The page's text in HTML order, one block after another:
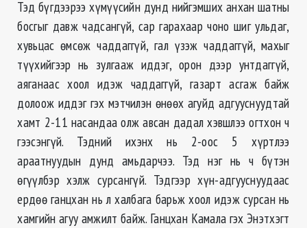
Тэд бүгдээрээ хүмүүсийн дунд нийгэмших анхан шатны
босгыг давж чадсангүй, сар гарахаар чоно шиг ульдаг,
хувьцас өмсөж чаддаггүй, гал үзэж чаддаггүй, махыг
түүхийгээр нь зулгааж иддэг, орон дээр унтдаггүй,
аяганаас хоол идэж чаддаггүй, газарт асгаж байж
долоож иддэг гэх мэтчилэн өнөөх агуйд адгууснуудтай
хамт 2-11 насандаа олж авсан дадал хэвшлээ огтхон ч
гээсэнгүй. Тэдний ихэнх нь 2-оос 5 хүртлээ
араатнуудын дунд амьдарчээ. Тэд нэг нь ч бүтэн
өгүүлбэр хэлж сурсангүй. Тэдгээр хүн-адгууснуудаас
ердөө ганцхан нь л халбага барьж хоол идэж сурсан нь
хамгийн агуу амжилт байж. Ганцхан Камала гэх Энэтхэгт